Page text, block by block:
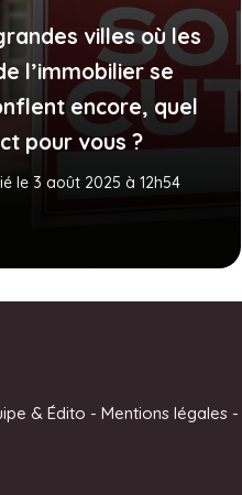
villes où les
l’immobilier se
encore, quel
pour vous ?
le 3 août 2025 à 12h54
& Édito - Mentions légales-